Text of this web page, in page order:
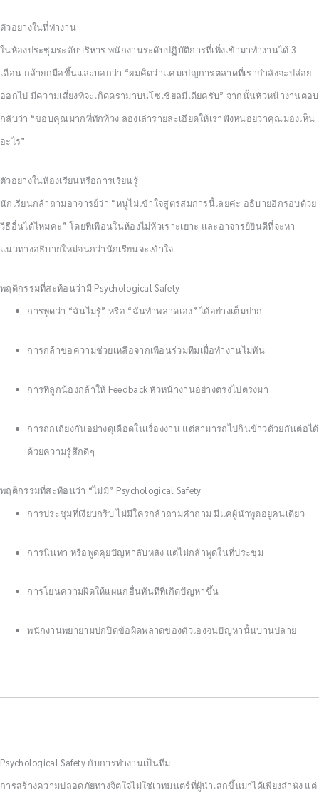
ตัวอย่างในที่ทำงาน
ในห้องประชุมระดับบริหาร พนักงานระดับปฏิบัติการที่เพิ่งเข้ามาทำงานได้ 3
เดือน กล้ายกมือขึ้นและบอกว่า “ผมคิดว่าแคมเปญการตลาดที่เรากำลังจะปล่อย
ออกไป มีความเสี่ยงที่จะเกิดดราม่าบนโซเชียลมีเดียครับ” จากนั้นหัวหน้างานตอบ
กลับว่า “ขอบคุณมากที่ทักท้วง ลองเล่ารายละเอียดให้เราฟังหน่อยว่าคุณมองเห็น
อะไร”
ตัวอย่างในห้องเรียนหรือการเรียนรู้
นักเรียนกล้าถามอาจารย์ว่า “หนูไม่เข้าใจสูตรสมการนี้เลยค่ะ อธิบายอีกรอบด้วย
วิธีอื่นได้ไหมคะ” โดยที่เพื่อนในห้องไม่หัวเราะเยาะ และอาจารย์ยินดีที่จะหา
แนวทางอธิบายใหม่จนกว่านักเรียนจะเข้าใจ
พฤติกรรมที่สะท้อนว่ามี Psychological Safety
การพูดว่า “ฉันไม่รู้” หรือ “ฉันทำพลาดเอง” ได้อย่างเต็มปาก
การกล้าขอความช่วยเหลือจากเพื่อนร่วมทีมเมื่อทำงานไม่ทัน
การที่ลูกน้องกล้าให้ Feedback หัวหน้างานอย่างตรงไปตรงมา
การถกเถียงกันอย่างดุเดือดในเรื่องงาน แต่สามารถไปกินข้าวด้วยกันต่อได้
ด้วยความรู้สึกดีๆ
พฤติกรรมที่สะท้อนว่า “ไม่มี” Psychological Safety
การประชุมที่เงียบกริบ ไม่มีใครกล้าถามคำถาม มีแค่ผู้นำพูดอยู่คนเดียว
การนินทา หรือพูดคุยปัญหาลับหลัง แต่ไม่กล้าพูดในที่ประชุม
การโยนความผิดให้แผนกอื่นทันทีที่เกิดปัญหาขึ้น
พนักงานพยายามปกปิดข้อผิดพลาดของตัวเองจนปัญหานั้นบานปลาย
Psychological Safety กับการทำงานเป็นทีม
การสร้างความปลอดภัยทางจิตใจไม่ใช่เวทมนตร์ที่ผู้นำเสกขึ้นมาได้เพียงลำพัง แต่